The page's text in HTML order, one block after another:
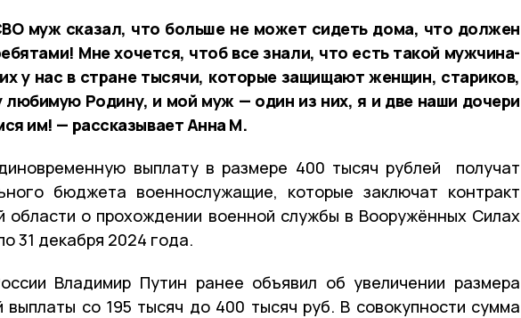
муж сказал, что больше не может сидеть дома, что должен
Мне хочется, чтоб все знали, что есть такой мужчина-
у нас в стране тысячи, которые защищают женщин, стариков,
любимую Родину, и мой муж — один из них, я и две наши дочери
им! — рассказывает Анна М.
выплату в размере 400 тысяч рублей получат
бюджета военнослужащие, которые заключат контракт
области о прохождении военной службы в Вооружённых Силах
31 декабря 2024 года.
Владимир Путин ранее объявил об увеличении размера
выплаты со 195 тысяч до 400 тысяч руб. В совокупности сумма